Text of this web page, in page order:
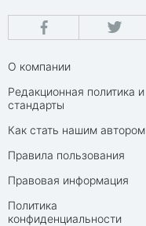
О компании
Редакционная политика и
стандарты
Как стать нашим автором
Правила пользования
Правовая информация
Политика
конфиденциальности